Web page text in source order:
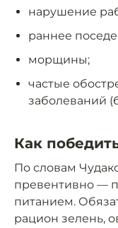
нарушение
раннее
морщины;
частые
заболеваний
Как
По словам
превентивно —
питанием.
рацион зелень,